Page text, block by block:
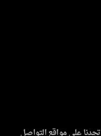
تجدنا على مواقع التواصل